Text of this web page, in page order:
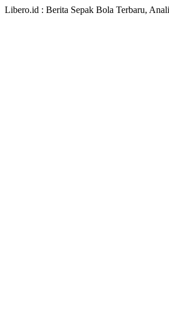
Libero.id : Berita Sepak Bola Terbaru,